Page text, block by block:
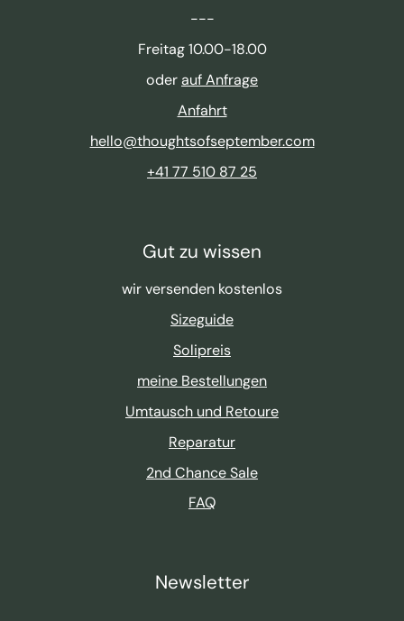
---
Freitag 10.00-18.00
oderauf Anfrage
Anfahrt
hello@thoughtsofseptember.com
+41 77 510 87 25
Gut zu wissen
wir versenden kostenlos
Sizeguide
Solipreis
meine Bestellungen
Umtausch und Retoure
Reparatur
2nd Chance Sale
FAQ
Newsletter